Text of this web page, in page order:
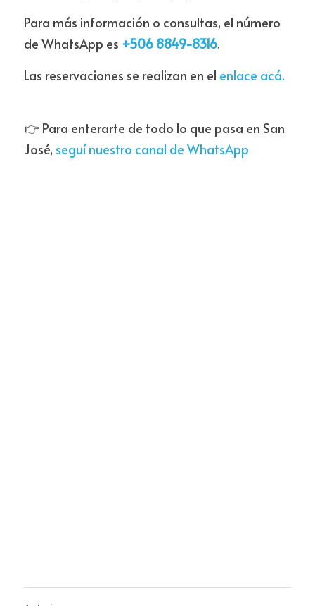
Para más información o consultas, el número
de WhatsApp es +506 8849-8316.
Las reservaciones se realizan en el enlace acá.
👉 Para enterarte de todo lo que pasa en San
José, seguí nuestro canal de WhatsApp